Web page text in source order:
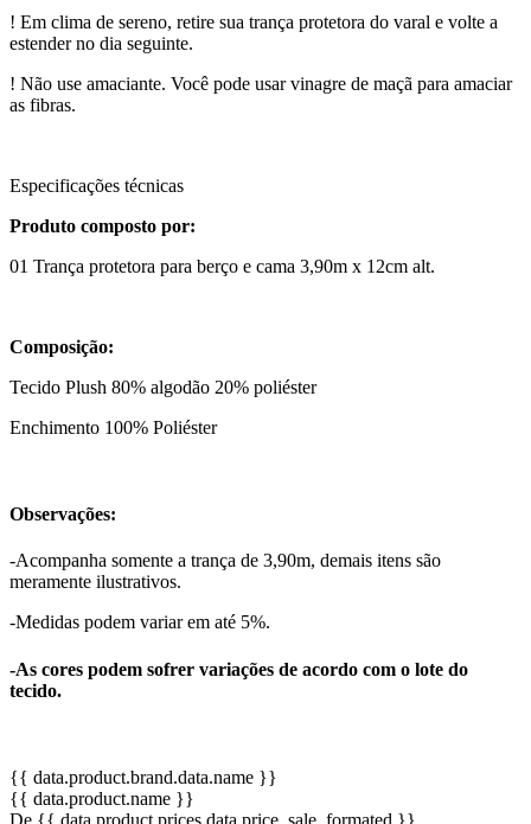
! Em clima de sereno, retire sua trança protetora do varal e volte a
estender no dia seguinte.
! Não use amaciante. Você pode usar vinagre de maçã para amaciar
as fibras.
Especificações técnicas
Produto composto por:
01 Trança protetora para berço e cama 3,90m x 12cm alt.
Composição:
Tecido Plush 80% algodão 20% poliéster
Enchimento 100% Poliéster
Observações:
-Acompanha somente a trança de 3,90m, demais itens são
meramente ilustrativos.
-Medidas podem variar em até 5%.
-As cores podem sofrer variações de acordo com o lote do
tecido.
{{ data.product.brand.data.name }}
{{ data.product.name }}
De {{ data.product.prices.data.price_sale_formated }}